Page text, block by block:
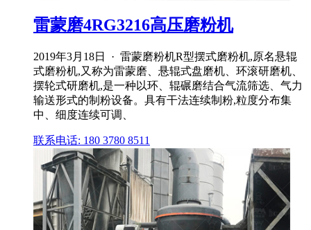
雷蒙磨4RG3216高压磨粉机
2019年3月18日 · 雷蒙磨粉机R型摆式磨粉机,原名悬辊
式磨粉机,又称为雷蒙磨、悬辊式盘磨机、环滚研磨机、
摆轮式研磨机,是一种以环、辊碾磨结合气流筛选、气力
输送形式的制粉设备。具有干法连续制粉,粒度分布集
中、细度连续可调、
联系电话: 180 3780 8511